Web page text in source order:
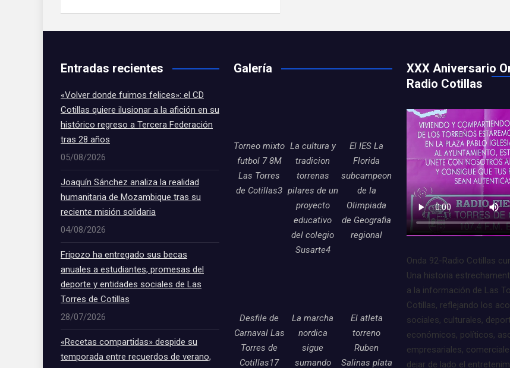
Entradas recientes
«Volver donde fuimos felices»: el CD
Cotillas quiere ilusionar a la afición en su
histórico regreso a Tercera Federación
tras 28 años
05/08/2026
Joaquín Sánchez analiza la realidad
humanitaria de Mozambique tras su
reciente misión solidaria
04/08/2026
Fripozo ha entregado sus becas
anuales a estudiantes, promesas del
deporte y entidades sociales de Las
Torres de Cotillas
28/07/2026
«Recetas compartidas» despide su
temporada entre recuerdos de verano,
Galería
Torneo mixto
futbol 7 8M
Las Torres
de Cotillas3
La cultura y
tradicion
torrenas
pilares de un
proyecto
educativo
del colegio
Susarte4
El IES La
Florida
subcampeon
de la
Olimpiada
de Geografia
regional
Desfile de
Carnaval Las
Torres de
Cotillas17
La marcha
nordica
sigue
sumando
El atleta
torreno
Ruben
Salinas plata
XXX Aniversario
Radio Cotillas
Onda 92-Radio Cotillas
Una historia
a la información de Las
Cotillas, reflejando los
sociales, culturales,
económicos, políticos,
empresariales,
dejar de lado el